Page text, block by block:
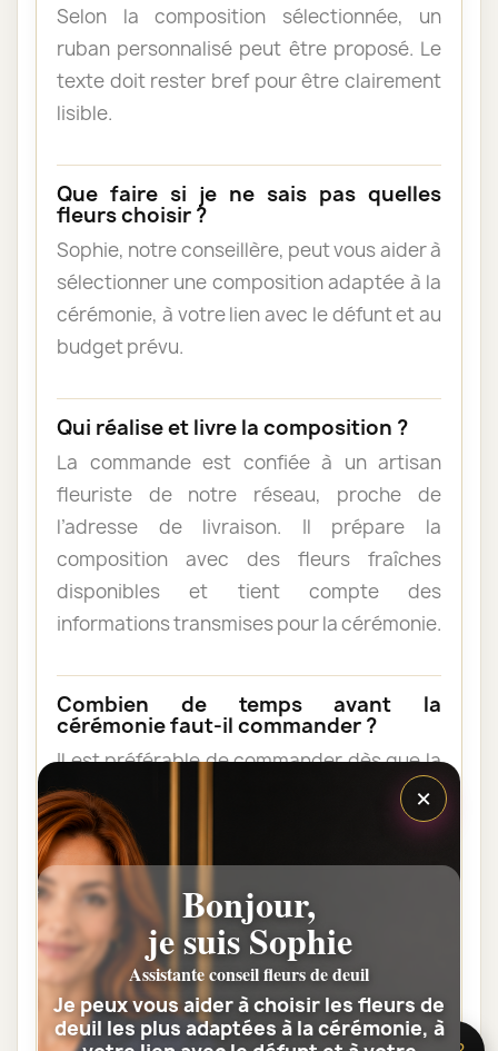
Selon la composition sélectionnée, un
ruban personnalisé peut être proposé. Le
texte doit rester bref pour être clairement
lisible.
Que faire si je ne sais pas quelles
fleurs choisir ?
Sophie, notre conseillère, peut vous aider à
sélectionner une composition adaptée à la
cérémonie, à votre lien avec le défunt et au
budget prévu.
Qui réalise et livre la composition ?
La commande est confiée à un artisan
fleuriste de notre réseau, proche de
l’adresse de livraison. Il prépare la
composition avec des fleurs fraîches
disponibles et tient compte des
informations transmises pour la cérémonie.
Combien de temps avant la
cérémonie faut-il commander ?
Il est préférable de commander dès que la
date et l’horaire sont connus. Une
commande anticipée facilite l’organisation
et permet au fleuriste de vérifier les
contraintes du lieu de livraison.
Les fleurs peuvent-elles être livrées
au domicile de la famille ?
Oui. Une composition de condoléances
×
Bonjour,
je suis Sophie
Assistante conseil fleurs de deuil
Je peux vous aider à choisir les fleurs de
deuil les plus adaptées à la cérémonie, à